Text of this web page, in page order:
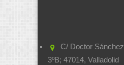
C/ Doctor
3ºB; 47014, Valladolid